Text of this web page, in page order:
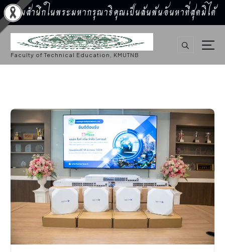
น้อมสำนึกในพระมหากรุณาธิคุณเป็นล้นพ้นอันหาที่สุดมิได้
S
k
o
Faculty of Technical Education, KMUTNB
ข่าวประชาสัมพันธ์,ประชาสัมพันธ์